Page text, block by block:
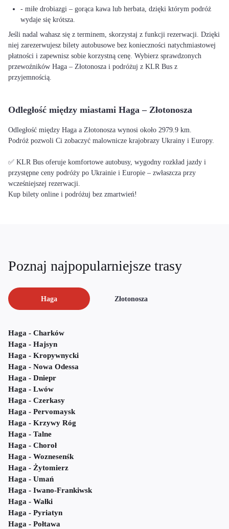
- miłe drobiazgi – gorąca kawa lub herbata, dzięki którym podróż
wydaje się krótsza.
Jeśli nadal wahasz się z terminem, skorzystaj z funkcji rezerwacji. Dzięki
niej zarezerwujesz bilety autobusowe bez konieczności natychmiastowej
płatności i zapewnisz sobie korzystną cenę. Wybierz sprawdzonych
przewoźników Haga – Złotonosza i podróżuj z KLR Bus z
przyjemnością.
Odległość między miastami Haga – Złotonosza
Odległość między Haga a Złotonosza wynosi około 2979.9 km.
Podróż pozwoli Ci zobaczyć malownicze krajobrazy Ukrainy i Europy.
✅ KLR Bus oferuje komfortowe autobusy, wygodny rozkład jazdy i
przystępne ceny podróży po Ukrainie i Europie – zwłaszcza przy
wcześniejszej rezerwacji.
Kup bilety online i podróżuj bez zmartwień!
Poznaj najpopularniejsze trasy
Haga Złotonosza
Haga - Charków
Haga - Hajsyn
Haga - Kropywnycki
Haga - Nowa Odessa
Haga - Dniepr
Haga - Lwów
Haga - Czerkasy
Haga - Pervomaysk
Haga - Krzywy Róg
Haga - Talne
Haga - Choroł
Haga - Woznesenśk
Haga - Żytomierz
Haga - Umań
Haga - Iwano-Frankiwsk
Haga - Wałki
Haga - Pyriatyn
Haga - Połtawa